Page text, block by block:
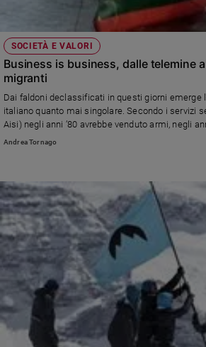
SOCIETÀ E VALORI
Business is business, dalle telemine
migranti
Dai faldoni declassificati in questi giorni emerge
italiano quanto mai singolare. Secondo i servizi
Aisi) negli anni ’80 avrebbe venduto armi, negli
rifiuti radioattivi e affondato navi dei veleni. E
Andrea Tornago